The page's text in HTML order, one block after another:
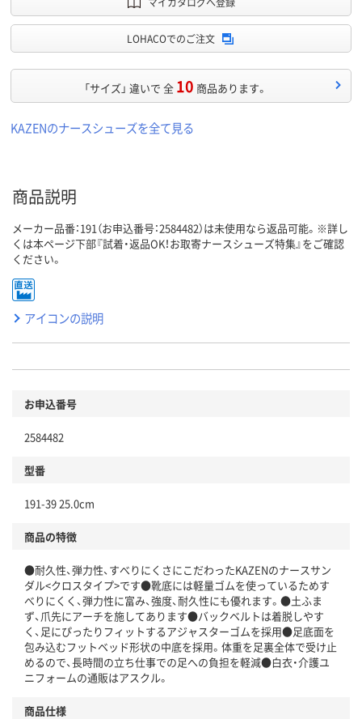
LOHACOでのご注文
「サイズ」 違いで 全 10 商品あります。
KAZENのナースシューズを全て見る
商品説明
メーカー品番：191（お申込番号：2584482）は未使用なら返品可能。※詳し
くは本ページ下部『試着・返品OK！お取寄ナースシューズ特集』をご確認
ください。
アイコンの説明
お申込番号
2584482
型番
191-39 25.0cm
商品の特徴
●耐久性、弾力性、すべりにくさにこだわったKAZENのナースサン
ダル<クロスタイプ>です●靴底には軽量ゴムを使っているためす
べりにくく、弾力性に富み、強度、耐久性にも優れます。●土ふま
ず、爪先にアーチを施してあります●バックベルトは着脱しやす
く、足にぴったりフィットするアジャスターゴムを採用●足底面を
包み込むフットベッド形状の中底を採用。体重を足裏全体で受け止
めるので、長時間の立ち仕事での足への負担を軽減●白衣・介護ユ
ニフォームの通販はアスクル。
商品仕様